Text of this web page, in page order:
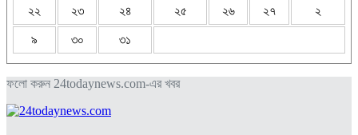
২২ ২৩ ২৪ ২৫ ২৬ ২৭ ২
৯ ৩০ ৩১
ফলো করুন 24todaynews.com-এর খবর